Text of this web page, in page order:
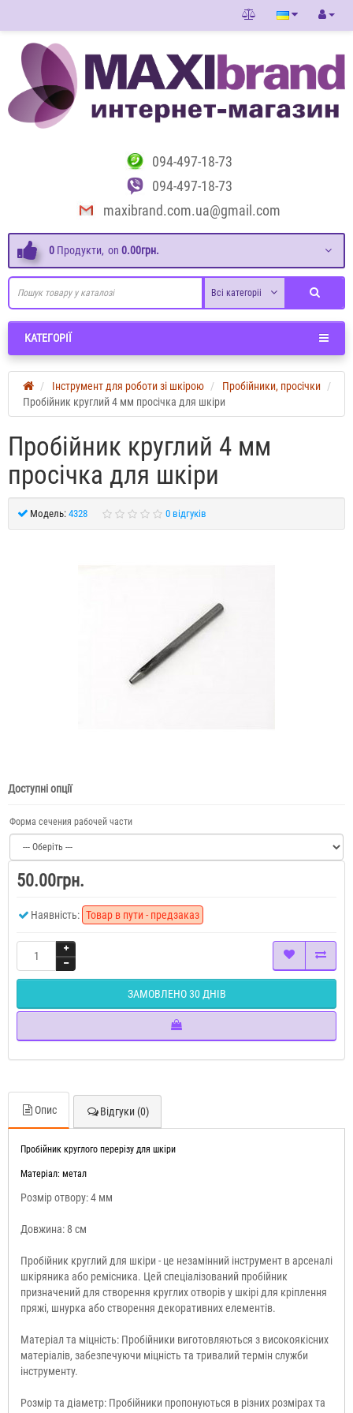
094-497-18-73
094-497-18-73
maxibrand.com.ua@gmail.com
0 Продукти, on 0.00грн.
Всі категоріі
КАТЕГОРІЇ
Інструмент для роботи зі шкірою
Пробійники, просічки
Пробійник круглий 4 мм просічка для шкіри
Пробійник круглий 4 мм
просічка для шкіри
Модель: 4328 0 відгуків
Доступні опції
Форма сечения рабочей части
50.00грн.
Наявність: Товар в пути - предзаказ
ЗАМОВЛЕНО 30 ДНІВ
Опис Відгуки (0)
Пробійник круглого перерізу для шкіри
Матеріал: метал
Розмір отвору: 4 мм
Довжина: 8 см
Пробійник круглий для шкіри - це незамінний інструмент в арсеналі
шкіряника або ремісника. Цей спеціалізований пробійник
призначений для створення круглих отворів у шкірі для кріплення
пряжі, шнурка або створення декоративних елементів.
Матеріал та міцність: Пробійники виготовляються з високоякісних
матеріалів, забезпечуючи міцність та тривалий термін служби
інструменту.
Розмір та діаметр: Пробійники пропонуються в різних розмірах та